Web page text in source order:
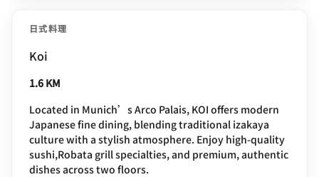
日式料理
Koi
1.6 KM
Located in Munich’s Arco Palais, KOI offers modern
Japanese fine dining, blending traditional izakaya
culture with a stylish atmosphere. Enjoy high-quality
sushi,Robata grill specialties, and premium, authentic
dishes across two floors.